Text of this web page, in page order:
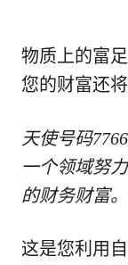
物质上的富
您的财富还
天使号码
一个领域努
的财务财富。
这是您利用